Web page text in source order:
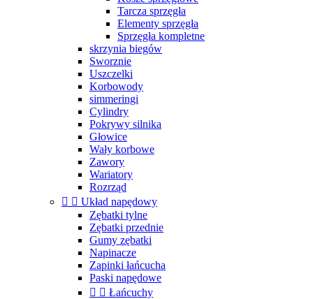
Tarcza sprzęgła
Elementy sprzęgła
Sprzęgła kompletne
skrzynia biegów
Sworznie
Uszczelki
Korbowody
simmeringi
Cylindry
Pokrywy silnika
Głowice
Wały korbowe
Zawory
Wariatory
Rozrząd
  Układ napędowy
Zębatki tylne
Zębatki przednie
Gumy zębatki
Napinacze
Zapinki łańcucha
Paski napędowe
  Łańcuchy